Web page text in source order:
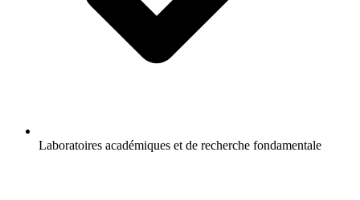
Laboratoires académiques et de recherche fondamentale